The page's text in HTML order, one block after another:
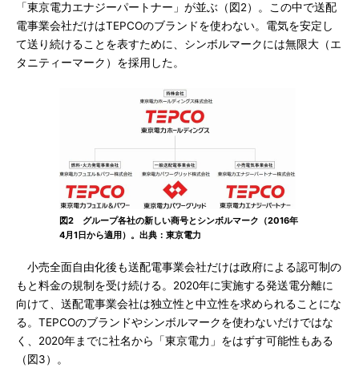
「東京電力エナジーパートナー」が並ぶ（図2）。この中で送配
電事業会社だけはTEPCOのブランドを使わない。電気を安定し
て送り続けることを表すために、シンボルマークには無限大（エ
タニティーマーク）を採用した。
図2 グループ各社の新しい商号とシンボルマーク（2016年
4月1日から適用）。出典：東京電力
小売全面自由化後も送配電事業会社だけは政府による認可制の
もと料金の規制を受け続ける。2020年に実施する発送電分離に
向けて、送配電事業会社は独立性と中立性を求められることにな
る。TEPCOのブランドやシンボルマークを使わないだけではな
く、2020年までに社名から「東京電力」をはずす可能性もある
（図3）。